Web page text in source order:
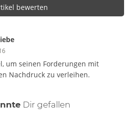
bewerten
um seinen Forderungen mit
Nachdruck zu verleihen.
Dir auch
gefallen